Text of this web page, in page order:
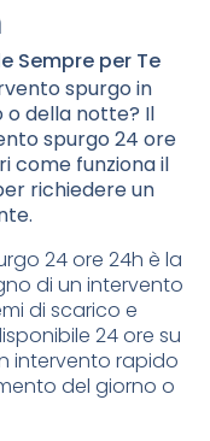
Sempre per Te
spurgo in
o della notte? Il
spurgo 24 ore
come funziona il
richiedere un
24 ore 24h è la
di un intervento
di scarico e
24 ore su
intervento rapido
del giorno o